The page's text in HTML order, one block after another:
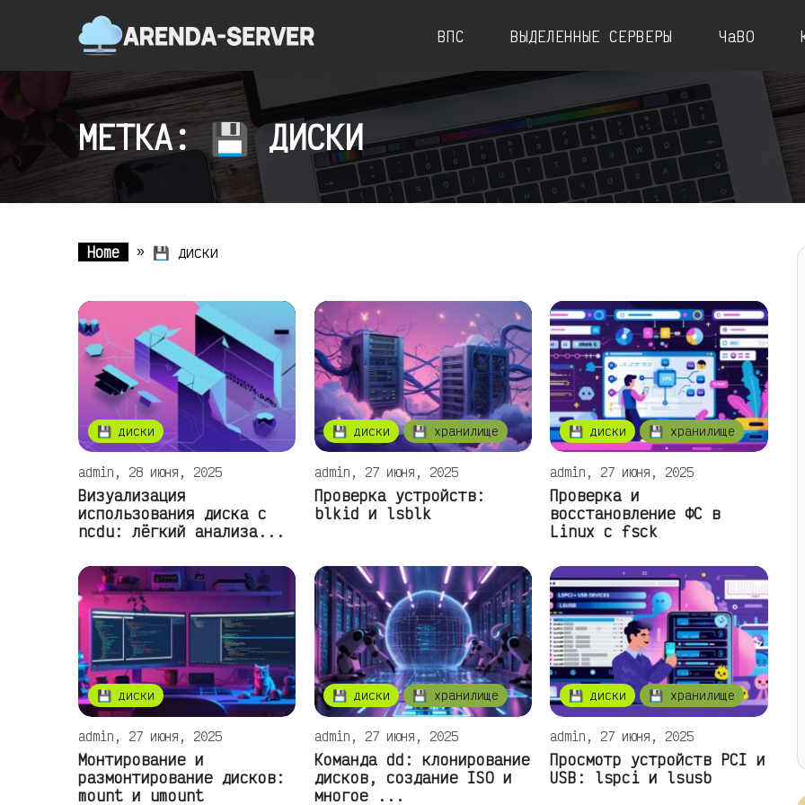
ВПС ВЫДЕЛЕННЫЕ СЕРВЕРЫ ЧаВО
МЕТКА: 💾 ДИСКИ
Home » 💾 диски
💾 диски
admin, 28 июня, 2025
Визуализация
использования диска с
ncdu: лёгкий анализа...
💾 диски 💾 хранилище
admin, 27 июня, 2025
Проверка устройств:
blkid и lsblk
💾 диски 💾 хранилище
admin, 27 июня, 2025
Проверка и
восстановление ФС в
Linux с fsck
💾 диски
admin, 27 июня, 2025
Монтирование и
размонтирование дисков:
mount и umount
💾 диски 💾 хранилище
admin, 27 июня, 2025
Команда dd: клонирование
дисков, создание ISO и
многое ...
💾 диски 💾 хранилище
admin, 27 июня, 2025
Просмотр устройств PCI и
USB: lspci и lsusb